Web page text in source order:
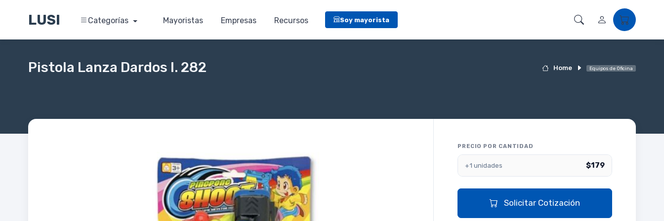
LUSI Categorías Mayoristas Empresas Recursos Soy mayorista
Home Equipos de Oficina
Pistola Lanza Dardos I. 282
PRECIO POR CANTIDAD
+1 unidades $179
Solicitar Cotización